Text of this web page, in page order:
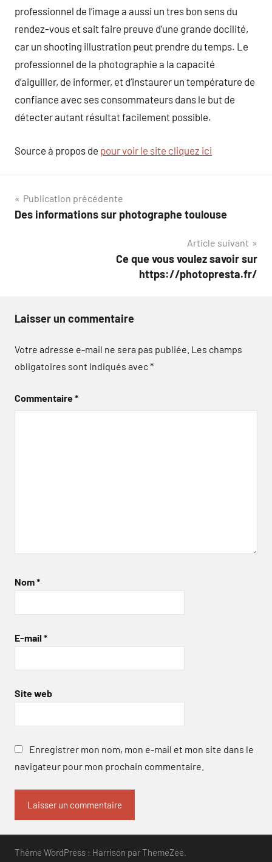
professionnel de l’image a aussi un tres bon sens du
rendez-vous et sait faire preuve d’une grande docilité,
car un shooting illustration peut prendre du temps. Le
professionnel de la photographie a la capacité
d’aiguiller, de informer, et d’instaurer un température de
confiance avec ses consommateurs dans le but de
détecter autant résultat facilement possible.
Source à propos de pour voir le site cliquez ici
Navigation
de
Publication précédente
Des informations sur photographe toulouse
Article suivant
Ce que vous voulez savoir sur
https://photopresta.fr/
Laisser un commentaire
Votre adresse e-mail ne sera pas publiée. Les champs
obligatoires sont indiqués avec*
Commentaire*
Nom*
E-mail *
Site web
Enregistrer mon nom, mon e-mail et mon site dans le
navigateur pour mon prochain commentaire.
Thème WordPress : Harrison par ThemeZee.